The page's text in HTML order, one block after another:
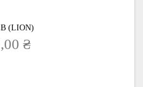
(LION)
₴